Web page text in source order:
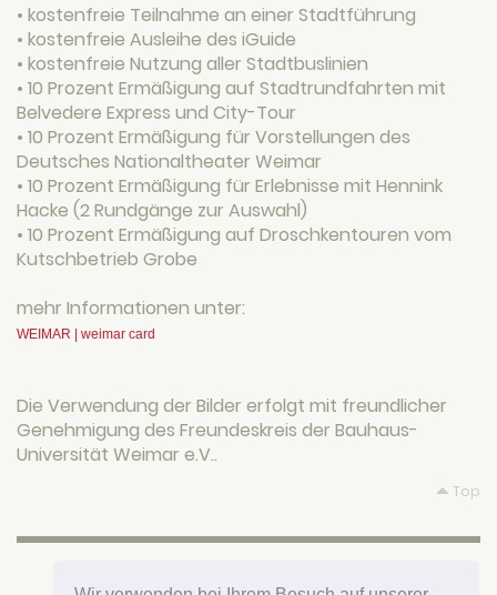
• kostenfreie Teilnahme an einer Stadtführung
• kostenfreie Ausleihe des iGuide
• kostenfreie Nutzung aller Stadtbuslinien
• 10 Prozent Ermäßigung auf Stadtrundfahrten mit
Belvedere Express und City-Tour
• 10 Prozent Ermäßigung für Vorstellungen des
Deutsches Nationaltheater Weimar
• 10 Prozent Ermäßigung für Erlebnisse mit Hennink
Hacke (2 Rundgänge zur Auswahl)
• 10 Prozent Ermäßigung auf Droschkentouren vom
Kutschbetrieb Grobe
mehr Informationen unter:
WEIMAR | weimar card
Die Verwendung der Bilder erfolgt mit freundlicher
Genehmigung des Freundeskreis der Bauhaus-
Universität Weimar e.V..
Top